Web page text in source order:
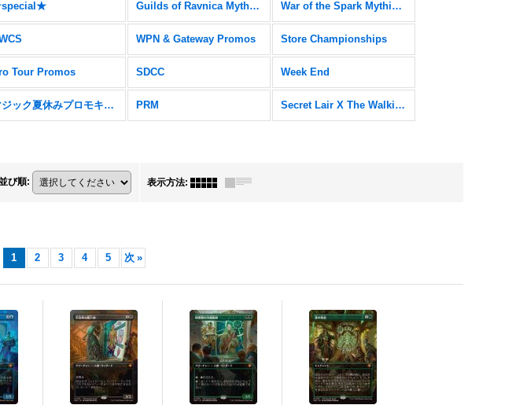
Guilds of Ravnica Mythic Edition War of the Spark Mythic Edition
WPN & Gateway Promos Store Championships
Tour Promos SDCC Week End
マジック夏休みプロモキャンペーン PRM Secret Lair X The Walking Dead
び順: 表示方法:
1 2 3 4 5 次 »